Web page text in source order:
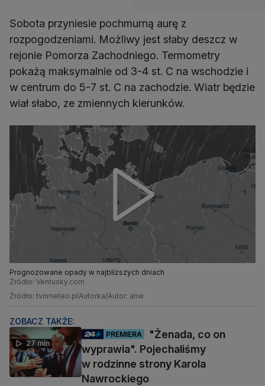
Sobota przyniesie pochmurną aurę z
rozpogodzeniami. Możliwy jest słaby deszcz w
rejonie Pomorza Zachodniego. Termometry
pokażą maksymalnie od 3-4 st. C na wschodzie i
w centrum do 5-7 st. C na zachodzie. Wiatr będzie
wiał słabo, ze zmiennych kierunków.
Prognozowane opady w najbliższych dniach
Źródło: Ventusky.com
Źródło: tvnmeteo.plAutorka/Autor: anw
ZOBACZ TAKŻE:
27 min
PREMIERA
"Żenada, co on
wyprawia". Pojechaliśmy
w rodzinne strony Karola
Nawrockiego